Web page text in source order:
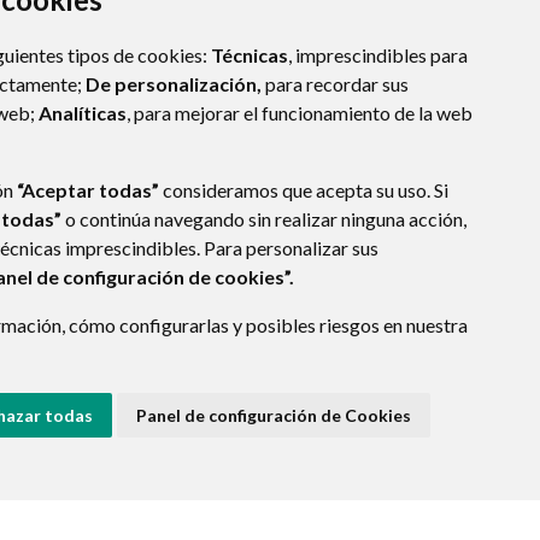
tipos de cookies: Técnicas, imprescindibles para
De personalización, para recordar sus
Analíticas, para mejorar el funcionamiento de la web
“Aceptar todas” consideramos que acepta su uso. Si
o continúa navegando sin realizar ninguna acción,
imprescindibles. Para personalizar sus
de configuración de cookies”.
cómo configurarlas y posibles riesgos en nuestra
todas Panel de configuración de Cookies